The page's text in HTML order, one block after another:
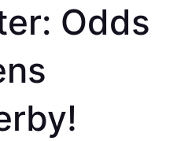
Odds